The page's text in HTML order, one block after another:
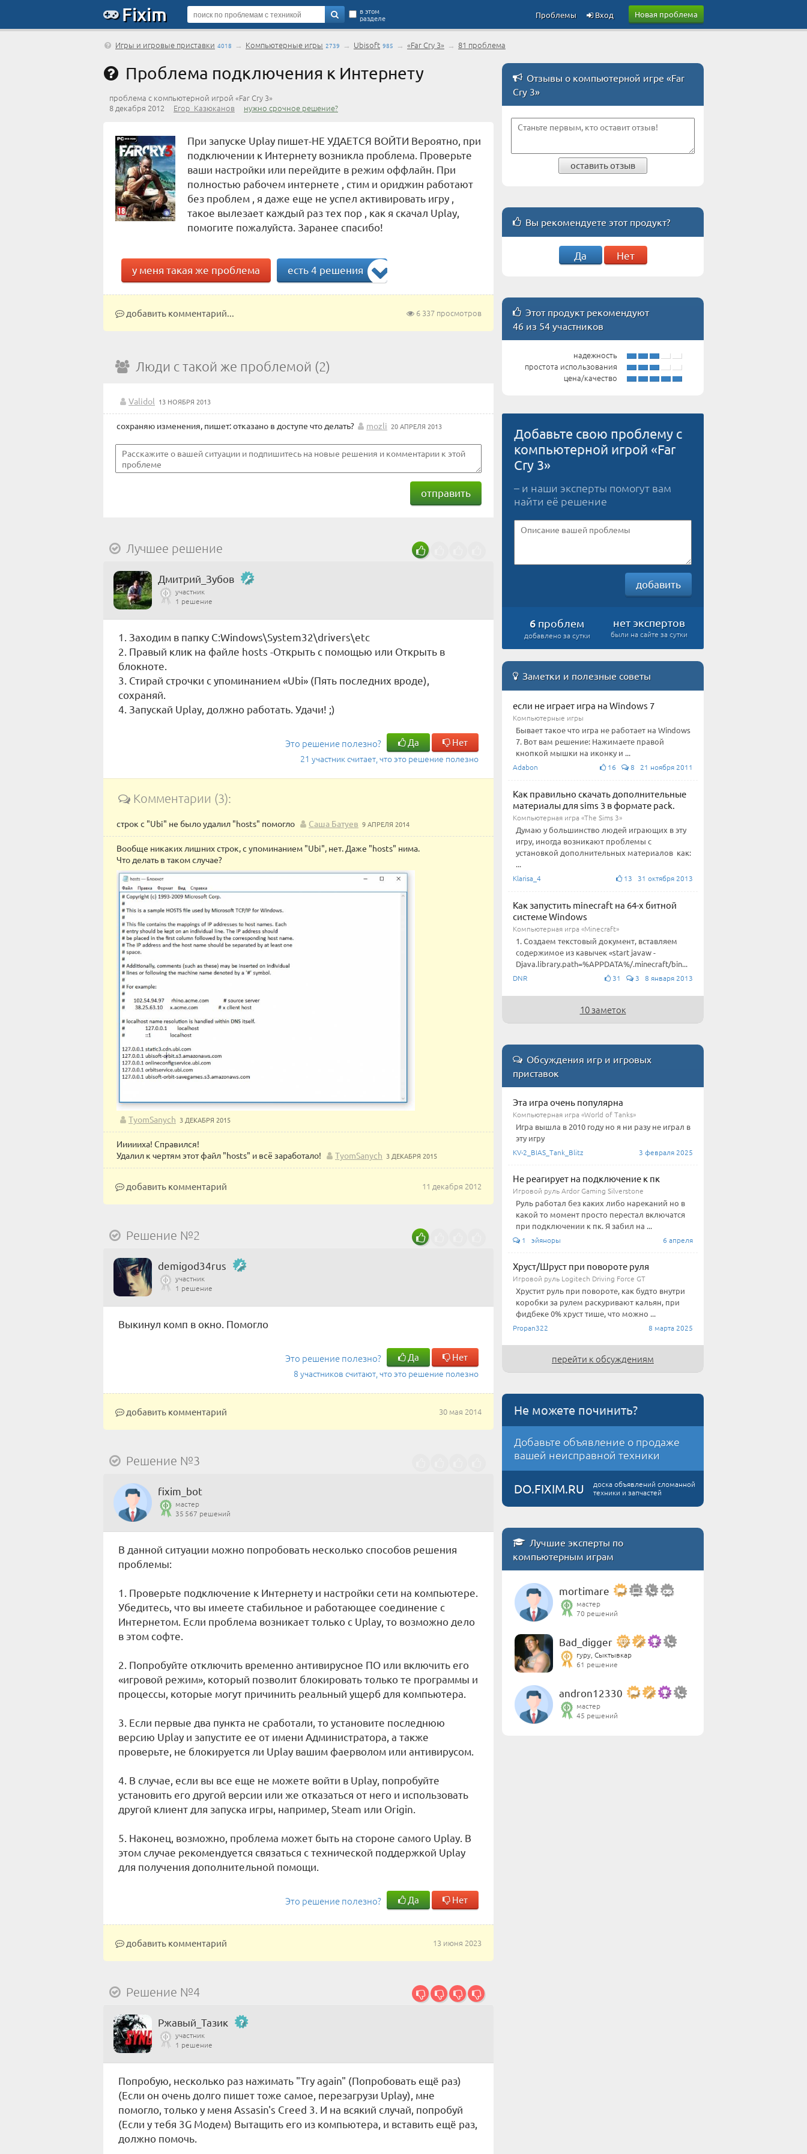
Fixim Новая проблема
в этом
разделе Вход
Проблемы
Игры и игровые приставки 4018 → Компьютерные игры 2739 → Ubisoft 985 → «Far Cry 3» → 81 проблема
Проблема подключения к Интернету
проблема с компьютерной игрой «Far Cry 3»
8 декабря 2012 Егор_Казюканов нужно срочное решение?
При запуске Uplay пишет-НЕ УДАЕТСЯ ВОЙТИ Вероятно, при
подключении к Интернету возникла проблема. Проверьте
ваши настройки или перейдите в режим оффлайн. При
полностью рабочем интернете , стим и ориджин работают
без проблем , я даже еще не успел активировать игру ,
такое вылезает каждый раз тех пор , как я скачал Uplay,
помогите пожалуйста. Заранее спасибо!
у меня такая же проблема есть 4 решения
6 337 просмотров
добавить комментарий...
Люди с такой же проблемой (2)
Validol 13 НОЯБРЯ 2013
сохраняю изменения, пишет: отказано в доступе что делать? mozli 20 АПРЕЛЯ 2013
отправить
Лучшее решение
Дмитрий_Зубов
участник
1 решение
1. Заходим в папку C:Windows\System32\drivers\etc
2. Правый клик на файле hosts -Открыть с помощью или Открыть в
блокноте.
3. Стирай строчки с упоминанием «Ubi» (Пять последних вроде),
сохраняй.
4. Запускай Uplay, должно работать. Удачи! ;)
Это решение полезно? Да Нет
21 участник считает, что это решение полезно
Комментарии (3):
строк с "Ubi" не было удалил "hosts" помогло Саша Батуев 9 АПРЕЛЯ 2014
Вообще никаких лишних строк, с упоминанием "Ubi", нет. Даже "hosts" нима.
Что делать в таком случае?
TyomSanych 3 ДЕКАБРЯ 2015
Иииииха! Справился!
Удалил к чертям этот файл "hosts" и всё заработало!
TyomSanych 3 ДЕКАБРЯ 2015
11 декабря 2012
добавить комментарий
Решение №2
demigod34rus
участник
1 решение
Выкинул комп в окно. Помогло
Это решение полезно? Да Нет
8 участников считают, что это решение полезно
30 мая 2014
добавить комментарий
Решение №3
fixim_bot
мастер
35 567 решений
В данной ситуации можно попробовать несколько способов решения
проблемы:
1. Проверьте подключение к Интернету и настройки сети на компьютере.
Убедитесь, что вы имеете стабильное и работающее соединение с
Интернетом. Если проблема возникает только с Uplay, то возможно дело
в этом софте.
2. Попробуйте отключить временно антивирусное ПО или включить его
«игровой режим», который позволит блокировать только те программы и
процессы, которые могут причинить реальный ущерб для компьютера.
3. Если первые два пункта не сработали, то установите последнюю
версию Uplay и запустите ее от имени Администратора, а также
проверьте, не блокируется ли Uplay вашим фаерволом или антивирусом.
4. В случае, если вы все еще не можете войти в Uplay, попробуйте
установить его другой версии или же отказаться от него и использовать
другой клиент для запуска игры, например, Steam или Origin.
5. Наконец, возможно, проблема может быть на стороне самого Uplay. В
этом случае рекомендуется связаться с технической поддержкой Uplay
для получения дополнительной помощи.
Это решение полезно? Да Нет
13 июня 2023
добавить комментарий
Решение №4
Ржавый_Тазик
участник
1 решение
Попробую, несколько раз нажимать "Try again" (Попробовать ещё раз)
(Если он очень долго пишет тоже самое, перезагрузи Uplay), мне
помогло, только у меня Assasin's Creed 3. И на всякий случай, попробуй
(Если у тебя 3G Модем) Вытащить его из компьютера, и вставить ещё раз,
должно помочь.
Отзывы о компьютерной игре «Far
Cry 3»
оставить отзыв
Вы рекомендуете этот продукт?
Да Нет
Этот продукт рекомендуют
46 из 54 участников
надежность
простота использования
цена/качество
Добавьте свою проблему с
компьютерной игрой «Far
Cry 3»
– и наши эксперты помогут вам
найти её решение
добавить
6 проблем
добавлено за сутки
нет экспертов
были на сайте за сутки
Заметки и полезные советы
если не играет игра на Windows 7
Компьютерные игры
Бывает такое что игра не работает на Windows
7. Вот вам решение: Нажимаете правой
кнопкой мышки на иконку и ...
Adabon 16 8 21 ноября 2011
Как правильно скачать дополнительные
материалы для sims 3 в формате pack.
Компьютерная игра «The Sims 3»
Думаю у большинство людей играющих в эту
игру, иногда возникают проблемы с
установкой дополнительных материалов как:
...
Klarisa_4 13 31 октября 2013
Как запустить minecraft на 64-х битной
системе Windows
Компьютерная игра «Minecraft»
1. Создаем текстовый документ, вставляем
содержимое из кавычек «start javaw -
Djava.library.path=%APPDATA%/.minecraft/bin...
DNR 31 3 8 января 2013
10 заметок
Обсуждения игр и игровых
приставок
Эта игра очень популярна
Компьютерная игра «World of Tanks»
Игра вышла в 2010 году но я ни разу не играл в
эту игру
KV-2_BIAS_Tank_Blitz 3 февраля 2025
Не реагирует на подключение к пк
Игровой руль Ardor Gaming Silverstone
Руль работал без каких либо нареканий но в
какой то момент просто перестал включатся
при подключении к пк. Я забил на ...
1 эйяноры 6 апреля
Хруст/Шруст при повороте руля
Игровой руль Logitech Driving Force GT
Хрустит руль при повороте, как будто внутри
коробки за рулем раскуривают кальян, при
фидбеке 0% хруст тише, что можно ...
Propan322 8 марта 2025
перейти к обсуждениям
Не можете починить?
Добавьте объявление о продаже
вашей неисправной техники
DO.FIXIM.RU
доска объявлений сломанной
техники и запчастей
Лучшие эксперты по
компьютерным играм
mortimare
мастер
70 решений
Bad_digger
гуру, Сыктывкар
61 решение
andron12330
мастер
45 решений